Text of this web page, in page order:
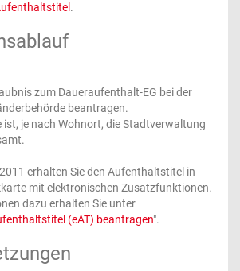
.
zum Daueraufenthalt-EG bei der
beantragen.
je nach Wohnort, die Stadtverwaltung
erhalten Sie den Aufenthaltstitel in
mit elektronischen Zusatzfunktionen.
dazu erhalten Sie unter
(eAT) beantragen".